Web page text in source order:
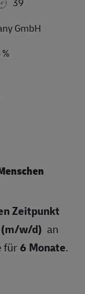
GmbH
Zeitpunkt
(m/w/d) an
für6 Monate.